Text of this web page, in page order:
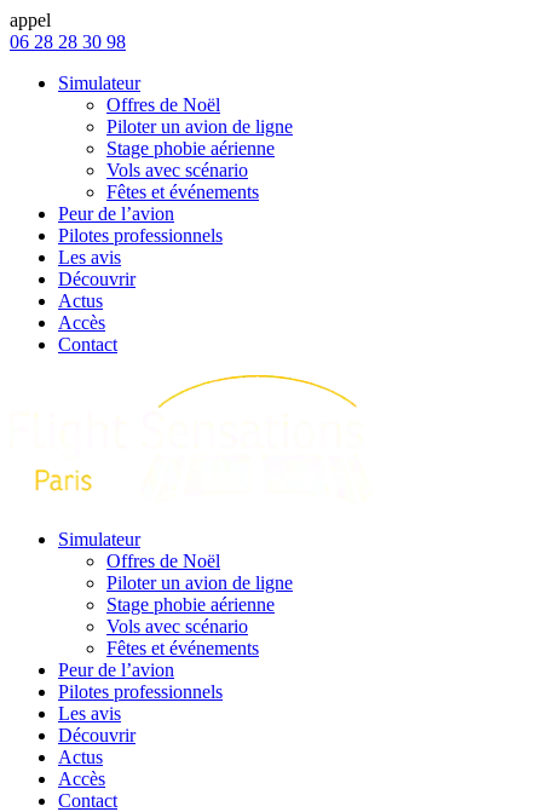
appel
06 28 28 30 98
Simulateur
Offres de Noël
Piloter un avion de ligne
Stage phobie aérienne
Vols avec scénario
Fêtes et événements
Peur de l’avion
Pilotes professionnels
Les avis
Découvrir
Actus
Accès
Contact
Simulateur
Offres de Noël
Piloter un avion de ligne
Stage phobie aérienne
Vols avec scénario
Fêtes et événements
Peur de l’avion
Pilotes professionnels
Les avis
Découvrir
Actus
Accès
Contact